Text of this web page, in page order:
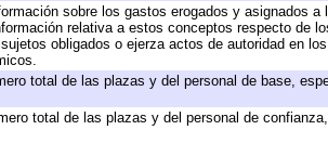
sobre los gastos erogados y asignados
relativa a estos conceptos respecto de
obligados o ejerza actos de autoridad en
total de las plazas y del personal de base,
total de las plazas y del personal de